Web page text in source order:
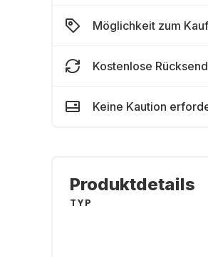
Möglichkeit zum Kauf
Kostenlose
Keine Kaution
Produktdetails
TYP